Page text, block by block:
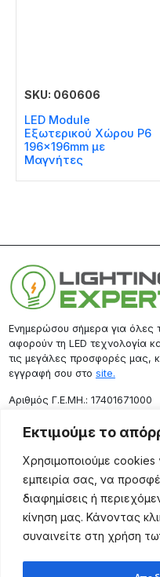
Εκτιμούμε το
Χρησιμοποιούμε cookies
εμπειρία σας, να
διαφημίσεις ή
κίνηση μας. Κάνοντας
συναινείτε στη χρήση
SKU: 060606
LED Module
Εξωτερικού Χώρου P6
196x196mm με
Μαγνήτες
Ενημερώσου σήμερα για όλες
αφορούν τη LED τεχνολογία
τις μεγάλες προσφορές μας,
εγγραφή σου στο site.
Aριθμός Γ.Ε.ΜΗ.: 17401671000
Επικοινωνία
Ρόδου 133, Αθήνα 10443
(+30) 211 725 5427
sales@lightingexpert.gr
Χρήσιμες Σελίδες